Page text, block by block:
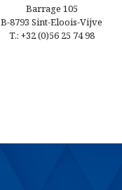
Barrage 105
B-8793 Sint-Eloois-Vijve
T.: +32 (0)56 25 74 98